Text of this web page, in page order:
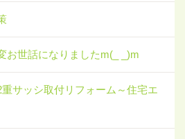
お世話になりましたm(_ _)m
重サッシ取付リフォーム～住宅エ